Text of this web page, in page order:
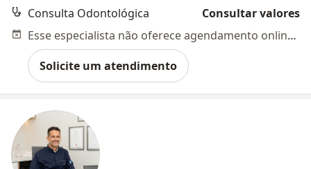
Consulta Odontológica
Consultar valores
Esse especialista não oferece agendamento online para esse endereço.
Solicite um atendimento